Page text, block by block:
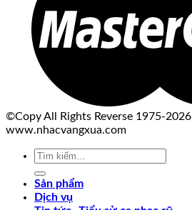
©Copy All Rights Reverse 1975-2026
www.nhacvangxua.com
Tìm
Sản phẩm
Dịch vụ